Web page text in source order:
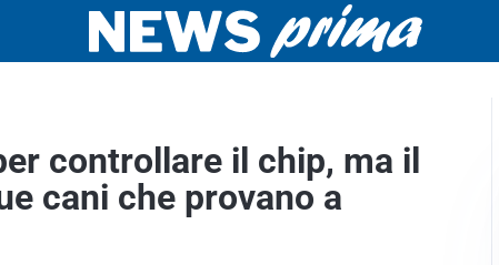
controllare il chip, ma il
cani che provano a